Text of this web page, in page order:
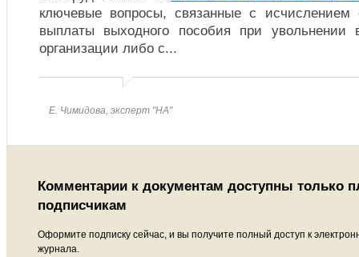
ключевые вопросы, связанные с исчислением
выплаты выходного пособия при увольнении
организации либо с...
Е. Чимидова, эксперт "НА"
Комментарии к документам доступны только
подписчикам
Оформите подписку сейчас, и вы получите полный доступ к
журнала.